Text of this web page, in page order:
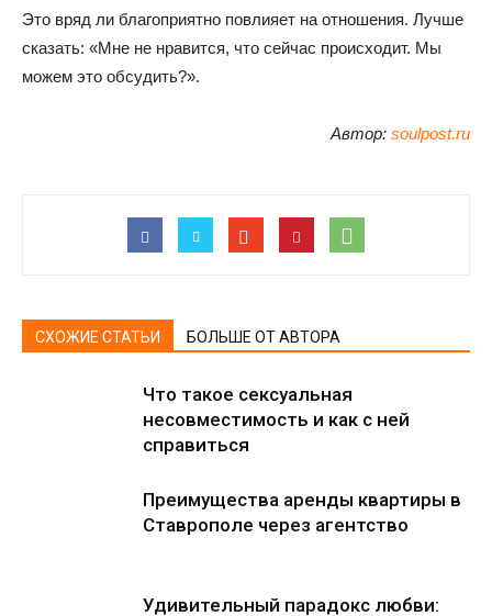
Это вряд ли благоприятно повлияет на отношения. Лучше
сказать: «Мне не нравится, что сейчас происходит. Мы
можем это обсудить?».
Автор: soulpost.ru
СХОЖИЕ СТАТЬИ БОЛЬШЕ ОТ АВТОРА
Что такое сексуальная
несовместимость и как с ней
справиться
Преимущества аренды квартиры в
Ставрополе через агентство
Удивительный парадокс любви: